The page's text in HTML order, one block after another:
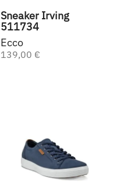
Sneaker Irving
511734
Ecco
139,00 €